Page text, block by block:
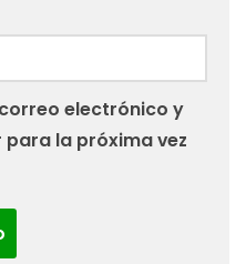
electrónico y
la próxima vez